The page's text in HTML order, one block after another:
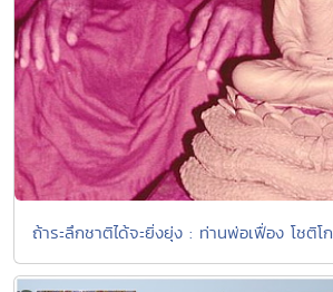
ถ้าระลึกชาติได้จะยิ่งยุ่ง : ท่านพ่อเฟื่อง โชติโก